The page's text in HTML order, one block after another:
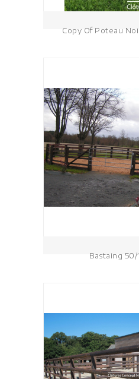
Copy Of Poteau
Bastaing 50/